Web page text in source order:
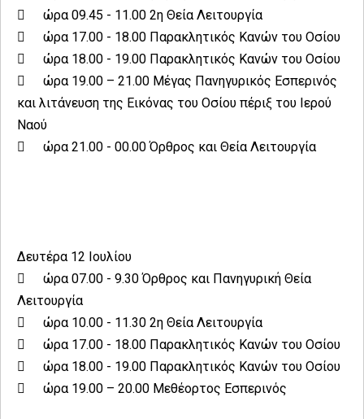

ώρα 09.45 - 11.00 2η Θεία Λειτουργία

ώρα 17.00 - 18.00 Παρακλητικός Κανών του Οσίου

ώρα 18.00 - 19.00 Παρακλητικός Κανών του Οσίου

ώρα 19.00 – 21.00 Μέγας Πανηγυρικός Εσπερινός
και λιτάνευση της Εικόνας του Οσίου πέριξ του Ιερού
Ναού

ώρα 21.00 - 00.00 Όρθρος και Θεία Λειτουργία
Δευτέρα 12 Ιουλίου

ώρα 07.00 - 9.30 Όρθρος και Πανηγυρική Θεία
Λειτουργία

ώρα 10.00 - 11.30 2η Θεία Λειτουργία

ώρα 17.00 - 18.00 Παρακλητικός Κανών του Οσίου

ώρα 18.00 - 19.00 Παρακλητικός Κανών του Οσίου

ώρα 19.00 – 20.00 Μεθέορτος Εσπερινός